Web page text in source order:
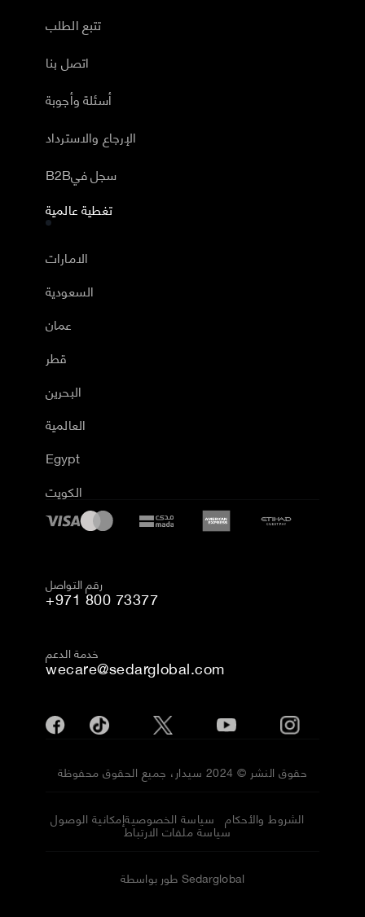
تتبع الطلب
اتصل بنا
أسئلة وأجوبة
الإرجاع والاسترداد
B2Bسجل في
تغطية عالمية
الامارات
السعودية
عمان
قطر
البحرين
العالمية
Egypt
الكويت
رقم التواصل
+971 800 73377
خدمة الدعم
wecare@sedarglobal.com
حقوق النشر © 2024 سيدار، جميع الحقوق محفوظة
إمكانية الوصولسياسة الخصوصية الشروط والأحكام
سياسة ملفات الارتباط
طور بواسطة Sedarglobal